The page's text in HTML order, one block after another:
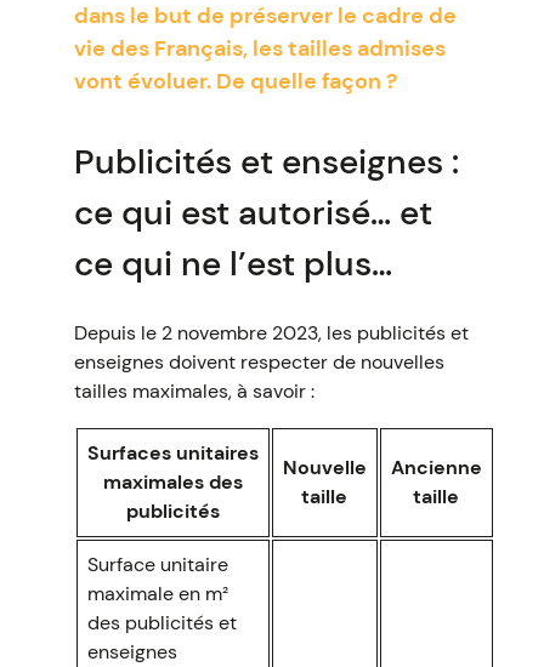
dans le but de préserver le cadre de
vie des Français, les tailles admises
vont évoluer. De quelle façon ?
Publicités et enseignes :
ce qui est autorisé… et
ce qui ne l’est plus…
Depuis le 2 novembre 2023, les publicités et
enseignes doivent respecter de nouvelles
tailles maximales, à savoir :
Surfaces unitaires
maximales des
publicités
Nouvelle
taille
Ancienne
taille
Surface unitaire
maximale en m²
des publicités et
enseignes